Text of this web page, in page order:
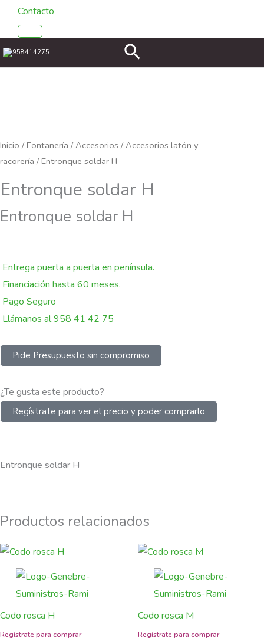
Contacto
958414275 Buscar
Inicio / Fontanería / Accesorios / Accesorios latón y
racorería / Entronque soldar H
Entronque soldar H
Entronque soldar H
Entrega puerta a puerta en península.
Financiación hasta 60 meses.
Pago Seguro
Llámanos al 958 41 42 75
Pide Presupuesto sin compromiso
¿Te gusta este producto?
Regístrate para ver el precio y poder comprarlo
Entronque soldar H
Productos relacionados
Codo rosca H Codo rosca M